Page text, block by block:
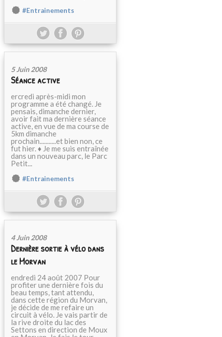
#Entrainements
5 Juin 2008
Séance active
ercredi après-midi mon
programme a été changé. Je
pensais, dimanche dernier,
avoir fait ma dernière séance
active, en vue de ma course de
5km dimanche
prochain...........et bien non, ce
fut hier. ♦ Je me suis entraînée
dans un nouveau parc, le Parc
Petit...
#Entrainements
4 Juin 2008
Dernière sortie à vélo dans
le Morvan
endredi 24 août 2007 Pour
profiter une dernière fois du
beau temps, tant attendu,
dans cette région du Morvan,
je décide de me refaire un
circuit à vélo. Je vais partir de
la rive droite du lac des
Settons en direction de Moux